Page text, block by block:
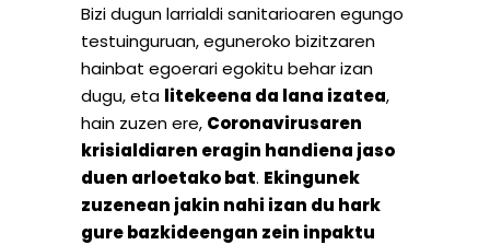
Bizi dugun larrialdi sanitarioaren egungo
testuinguruan, eguneroko bizitzaren
hainbat egoerari egokitu behar izan
dugu, eta litekeena da lana izatea,
hain zuzen ere, Coronavirusaren
krisialdiaren eragin handiena jaso
duen arloetako bat. Ekingunek
zuzenean jakin nahi izan du hark
gure bazkideengan zein inpaktu